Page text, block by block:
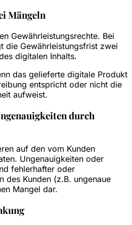
Mängeln
Gewährleistungsrechte. Bei
die Gewährleistungsfrist zwei
digitalen Inhalts.
das gelieferte digitale Produkt
entspricht oder nicht die
aufweist.
durch
auf den vom Kunden
Ungenauigkeiten oder
fehlerhafter oder
des Kunden (z.B. ungenaue
Mangel dar.